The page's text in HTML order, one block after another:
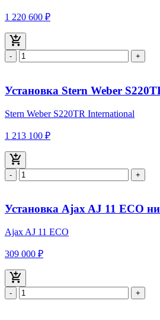
1 220 600 ₽
- +
Установка Stern Weber
Stern Weber S220TR International
1 213 100 ₽
- +
Установка Ajax AJ 11 ECO
Ajax AJ 11 ECO
309 000 ₽
- +